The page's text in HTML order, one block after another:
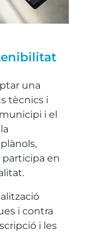
una
tècnics i
i el
participa en
i contra
i les